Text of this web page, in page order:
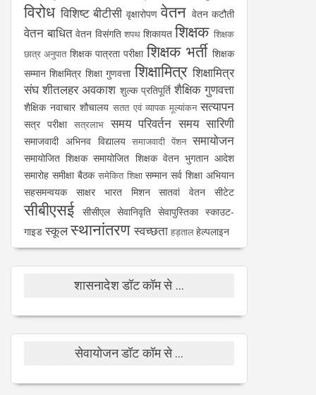
विरोध विशिष्ट बीटीसी वृक्षारोपण वेतन वेतन कटौती
वेतन बाधित वेतन विसंगति शपथ शिकायत शिक्षक शिक्षक
छात्र अनुपात शिक्षक पात्रता परीक्षा शिक्षक भर्ती शिक्षक
सम्मान शिक्षमित्र शिक्षा गुणवत्ता शिक्षामित्र शिक्षामित्र
संघ शीतलहर अवकाश शुल्क प्रतिपूर्ति शैक्षिक गुणवत्ता
शैक्षिक नवाचार शौचालय सतत एवं व्यापक मूल्यांकन सत्यापन
सत्र परीक्षा सत्रलाभ समय परिवर्तन समय सारिणी
समाजवादी अभिनव विद्यालय समाजवादी पेंशन समायोजन
समायोजित शिक्षक समायोजित शिक्षक वेतन भुगतान आदेश
समारोह समीक्षा बैठक समेकित शिक्षा सम्मान सर्व शिक्षा अभियान
सहसमन्वयक
साक्षर भारत मिशन सातवां वेतन सीटेट
सीबीएसई सीसीएल सेवानिवृति सेवापुस्तिका स्काउट-
गाइड स्कूलस्थानांतरण स्वच्छता हड़तालहेल्पलाइन
शासनादेश डॉट कॉम से ...
सेवायोजन डॉट कॉम से ...